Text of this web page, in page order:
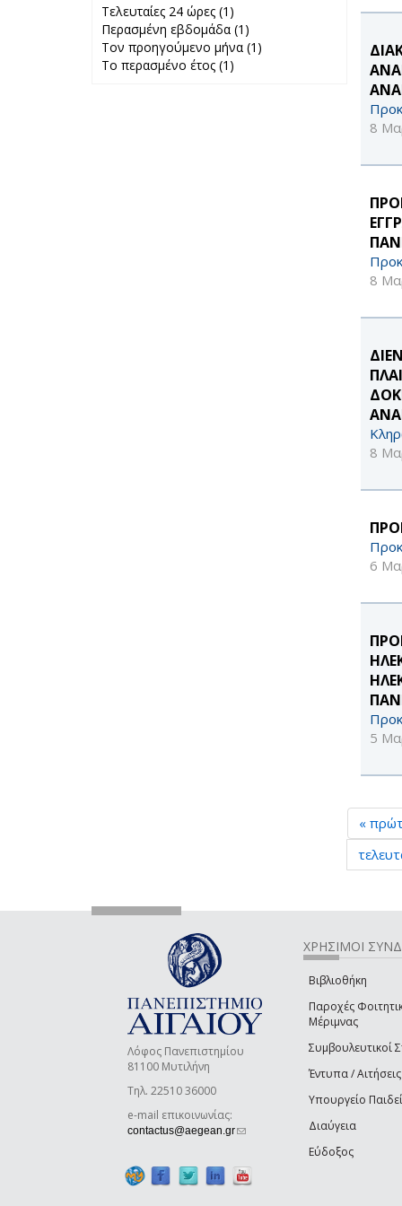
8
8
8
6
5
«
Τελευταίες 24 ώρες (1)
24 ώρες filter
Περασμένη εβδομάδα (1)
Περασμένη
Τον προηγούμενο μήνα (1)
Το περασμένο έτος (1)
Λόφος Πανεπιστημίου
81100 Μυτιλήνη
Τηλ. 22510 36000
e-mail επικοινωνίας:
contactus@aegean.gr(link sends e-mail)
ΧΡΗΣΙΜΟΙ
Βιβλιοθήκη
Παροχές
Μέριμνας
Συμβουλευτικοί
Έντυπα / Αιτήσεις
Υπουργείο
Διαύγεια
Εύδοξος